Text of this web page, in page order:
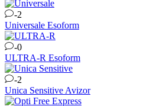
-2
Universale Esoform
-0
ULTRA-R Esoform
-2
Unica Sensitive Avizor